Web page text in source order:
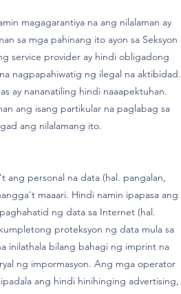
magagarantiya na ang nilalaman ay
sa mga pahinang ito ayon sa Seksyon
service provider ay hindi obligadong
nagpapahiwatig ng ilegal na aktibidad.
ay nananatiling hindi naaapektuhan.
ang isang partikular na paglabag sa
ang nilalamang ito.
personal na data (hal. pangalan,
maaari. Hindi namin ipapasa ang
ng data sa Internet (hal.
proteksyon ng data mula sa
inilathala bilang bahagi ng imprint na
ng impormasyon. Ang mga operator
ang hindi hinihinging advertising,